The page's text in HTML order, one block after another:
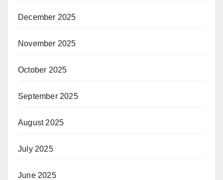
December 2025
November 2025
October 2025
September 2025
August 2025
July 2025
June 2025